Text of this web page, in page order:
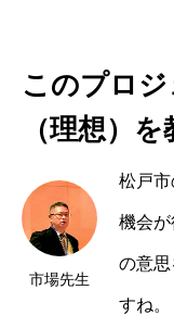
このプロ
（理想）
市場
松戸
機会
の意
すね。